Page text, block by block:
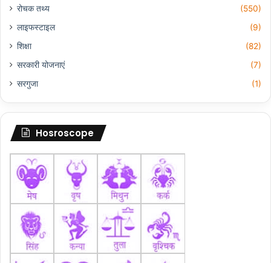
रोचक तथ्य
(550)
लाइफस्टाइल
(9)
शिक्षा
(82)
सरकारी योजनाएं
(7)
सरगुजा
(1)
Hosroscope